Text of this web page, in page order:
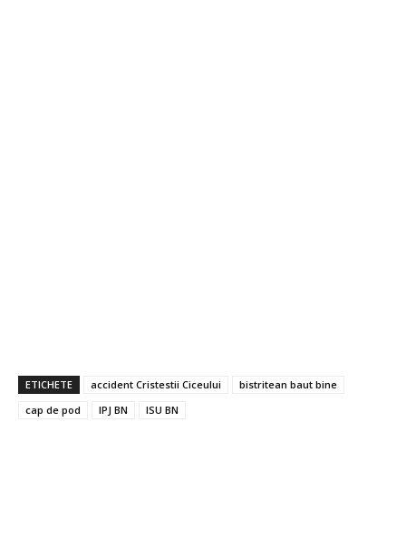
ETICHETE accident Cristestii Ciceului
bistritean baut bine
cap de pod
IPJ BN ISU BN